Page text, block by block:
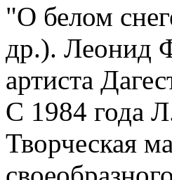
"О белом
др.). Леонид
артиста
С 1984 года
Творческая